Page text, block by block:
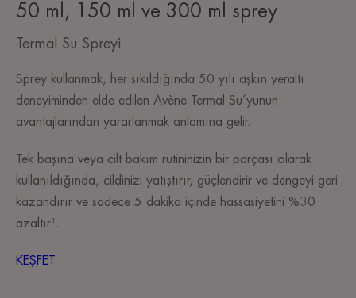
50 ml, 150 ml ve 300 ml sprey
Termal Su Spreyi
Sprey kullanmak, her sıkıldığında 50 yılı aşkın yeraltı
deneyiminden elde edilen Avène Termal Su’yunun
avantajlarından yararlanmak anlamına gelir.
Tek başına veya cilt bakım rutininizin bir parçası olarak
kullanıldığında, cildinizi yatıştırır, güçlendirir ve dengeyi geri
kazandırır ve sadece 5 dakika içinde hassasiyetini %30
azaltır¹.
KEŞFET